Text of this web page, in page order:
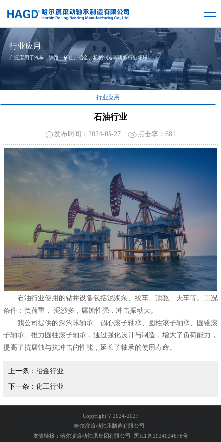
行业应用
广泛应用于汽车、铁路、矿山、冶金、机械制造等诸多行业领域
行业应用
石油行业
发布时间：2024-05-27 点击率： 681
石油行业使用的钻井设备包括泥浆泵、绞车、顶驱、天车等。工况
条件：负荷重， 泥沙多，腐蚀性强，冲击振动大。
我公司提供的深沟球轴承、调心滚子轴承、圆柱滚子轴承、圆锥滚
子轴承、推力圆柱滚子轴承，通过强化设计与制造，增大了负荷能力，
提高了抗腐蚀与抗冲击的性能，延长了轴承的使用寿命。
上一条： 冶金行业
下一条： 化工行业
Copyright ©2024-2027
哈尔滨滚动轴承制造有限公司
友情链接： 哈尔滨滚动轴承集团有限公司 黑ICP备2024024678号